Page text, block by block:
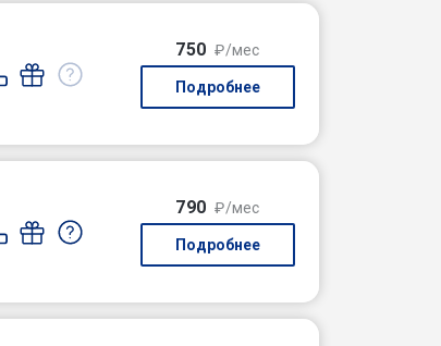
750 ₽/мес
Подробнее
790 ₽/мес
Подробнее